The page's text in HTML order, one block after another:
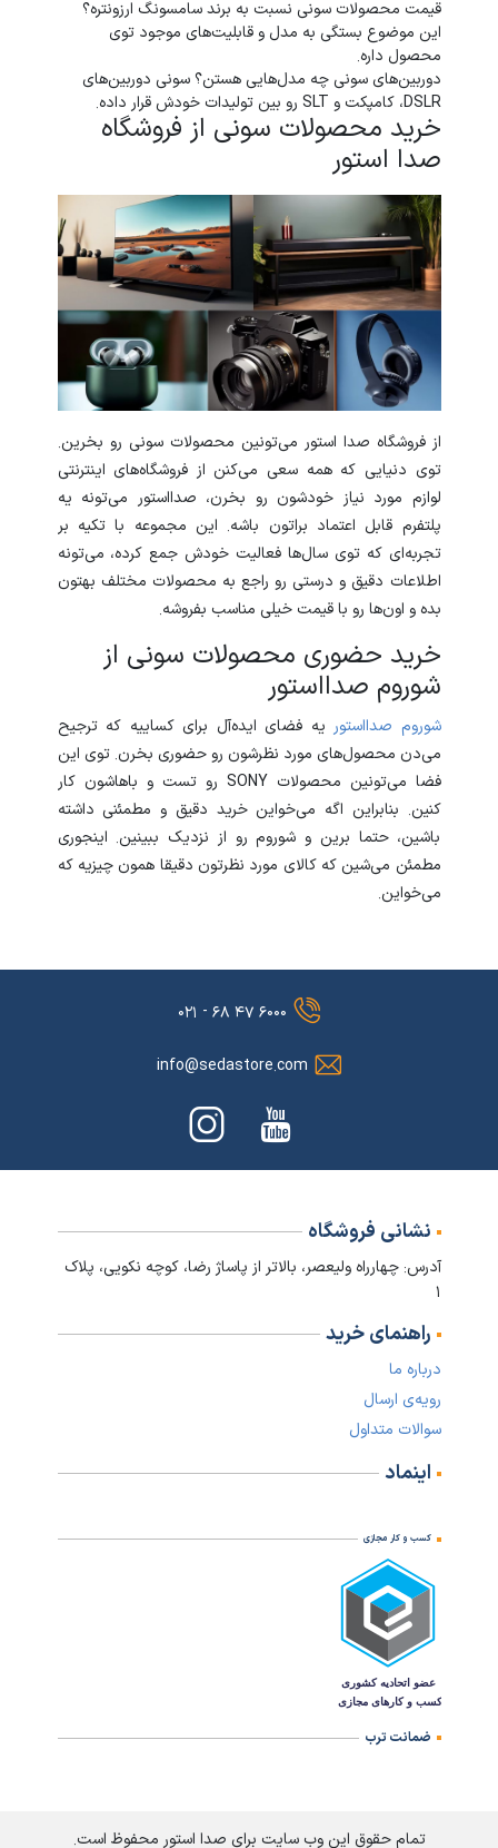
قیمت محصولات سونی نسبت به برند سامسونگ ارزونتره؟
این موضوع بستگی به مدل و قابلیت‌های موجود توی
محصول داره.
دوربین‌های سونی چه مدل‌هایی هستن؟ سونی دوربین‌های
DSLR، کامپکت و SLT رو بین تولیدات خودش قرار داده.
خرید محصولات سونی از فروشگاه‌
صدا استور
از فروشگاه صدا استور می‌تونین محصولات سونی رو بخرین.
توی دنیایی که همه سعی می‌کنن از فروشگاه‌های اینترنتی
لوازم مورد نیاز خودشون رو بخرن، صدااستور می‌تونه یه
پلتفرم قابل اعتماد براتون باشه. این مجموعه با تکیه بر
تجربه‌ای که توی سال‌ها فعالیت خودش جمع کرده، می‌تونه
اطلاعات دقیق و درستی رو راجع به محصولات مختلف بهتون
بده و اون‌ها رو با قیمت خیلی مناسب بفروشه.
خرید حضوری محصولات سونی از
شوروم صدااستور
شوروم صدااستور یه فضای ایده‌آل برای کساییه که ترجیح
می‌دن محصول‌های مورد نظرشون رو حضوری بخرن. توی این
فضا می‌تونین محصولات SONY رو تست و باهاشون کار
کنین. بنابراین اگه می‌خواین خرید دقیق و مطمئنی داشته
باشین، حتما برین و شوروم رو از نزدیک ببینین. اینجوری
مطمئن می‌شین که کالای مورد نظرتون دقیقا همون چیزیه که
می‌خواین.
۶۰۰۰ ۴۷ ۶۸ - ۰۲۱
info@sedastore.com
نشانی فروشگاه
آدرس: چهارراه ولیعصر، بالاتر از پاساژ رضا، کوچه نکویی، پلاک
۱
راهنمای خرید
درباره ما
رویه‌ی ارسال
سوالات متداول
اینماد
کسب و کار مجازی
ضمانت ترب
تمام حقوق این وب سایت برای صدا استور محفوظ است.